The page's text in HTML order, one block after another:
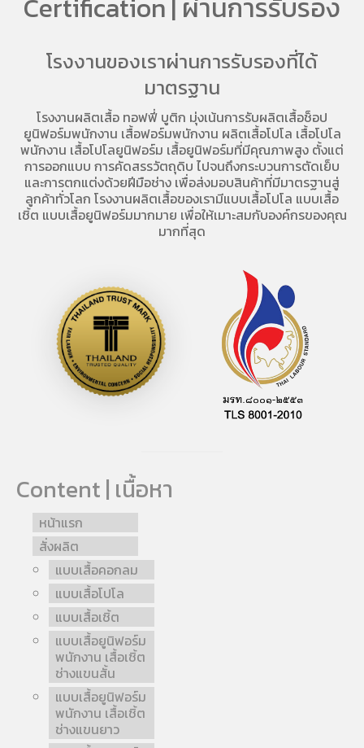
Certification | ผ่านการรับรอง
โรงงานของเราผ่านการรับรองที่ได้
มาตรฐาน
โรงงานผลิตเสื้อ ทอฟฟี่ บูติก มุ่งเน้นการรับผลิตเสื้อช็อป
ยูนิฟอร์มพนักงาน เสื้อฟอร์มพนักงาน ผลิตเสื้อโปโล เสื้อโปโล
พนักงาน เสื้อโปโลยูนิฟอร์ม เสื้อยูนิฟอร์มที่มีคุณภาพสูง ตั้งแต่
การออกแบบ การคัดสรรวัตถุดิบ ไปจนถึงกระบวนการตัดเย็บ
และการตกแต่งด้วยฝีมือช่าง เพื่อส่งมอบสินค้าที่มีมาตรฐานสู่
ลูกค้าทั่วโลก โรงงานผลิตเสื้อของเรามีแบบเสื้อโปโล แบบเสื้อ
เชิ้ต แบบเสื้อยูนิฟอร์มมากมาย เพื่อให้เมาะสมกับองค์กรของคุณ
มากที่สุด
Content | เนื้อหา
หน้าแรก
สั่งผลิต
แบบเสื้อคอกลม
แบบเสื้อโปโล
แบบเสื้อเชิ้ต
แบบเสื้อยูนิฟอร์ม
พนักงาน เสื้อเชิ้ต
ช่างแขนสั้น
แบบเสื้อยูนิฟอร์ม
พนักงาน เสื้อเชิ้ต
ช่างแขนยาว